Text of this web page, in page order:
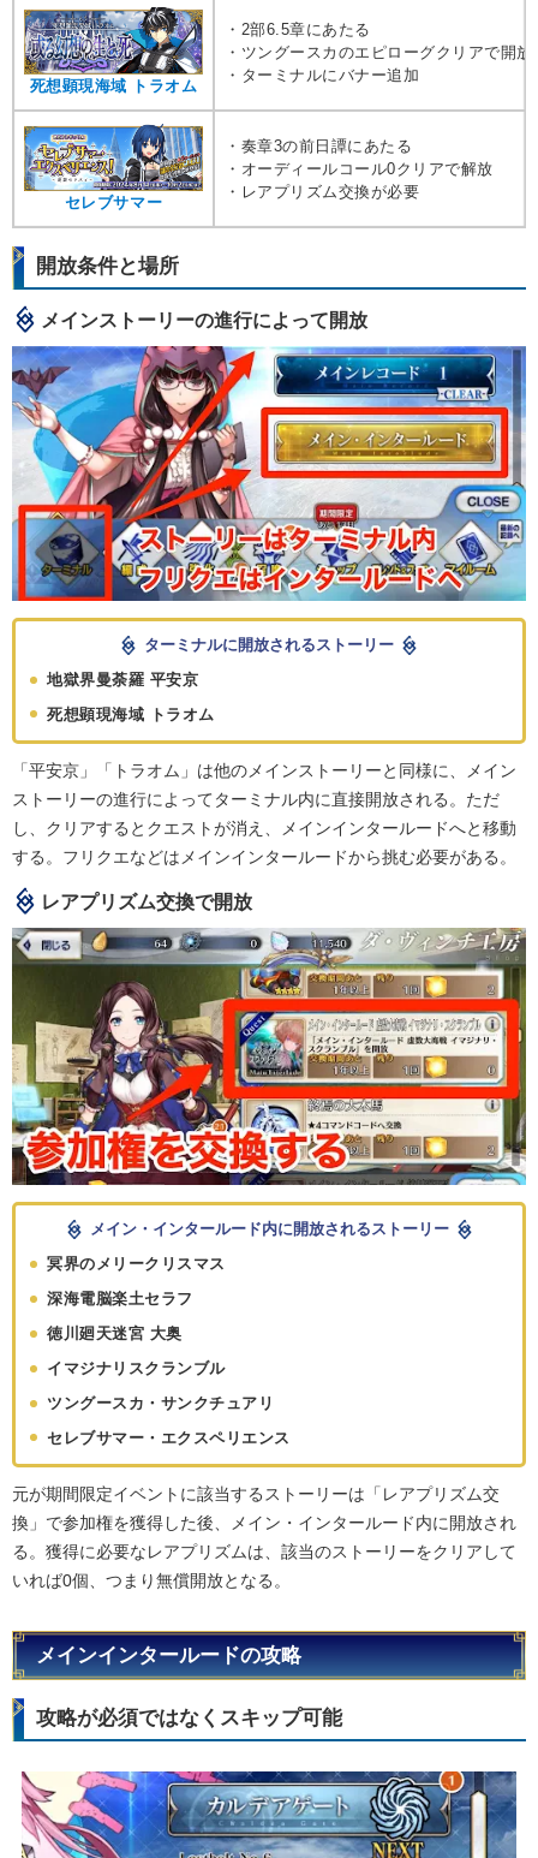
死想顕現海域 トラオム
・2部6.5章にあたる
・ツングースカのエピローグクリアで開放
・ターミナルにバナー追加
セレブサマー
・奏章3の前日譚にあたる
・オーディールコール0クリアで解放
・レアプリズム交換が必要
開放条件と場所
メインストーリーの進行によって開放
ターミナルに開放されるストーリー
地獄界曼荼羅 平安京
死想顕現海域 トラオム
「平安京」「トラオム」は他のメインストーリーと同様に、メイン
ストーリーの進行によってターミナル内に直接開放される。ただ
し、クリアするとクエストが消え、メインインタールードへと移動
する。フリクエなどはメインインタールードから挑む必要がある。
レアプリズム交換で開放
メイン・インタールード内に開放されるストーリー
冥界のメリークリスマス
深海電脳楽土セラフ
徳川廻天迷宮 大奥
イマジナリスクランブル
ツングースカ・サンクチュアリ
セレブサマー・エクスペリエンス
元が期間限定イベントに該当するストーリーは「レアプリズム交
換」で参加権を獲得した後、メイン・インタールード内に開放され
る。獲得に必要なレアプリズムは、該当のストーリーをクリアして
いれば0個、つまり無償開放となる。
メインインタールードの攻略
攻略が必須ではなくスキップ可能